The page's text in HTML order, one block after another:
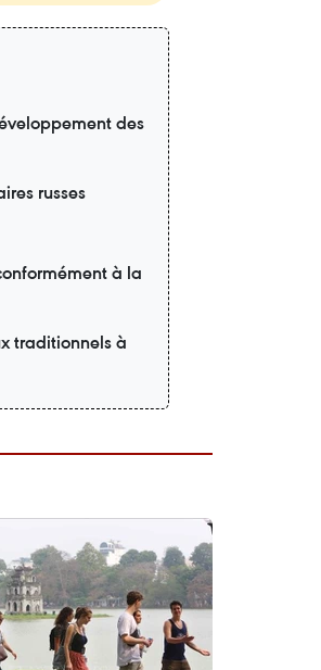
des
russes
à la
traditionnels à